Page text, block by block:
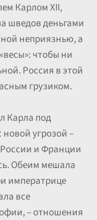
Карлом XII,
шведов деньгами
неприязнью, а
чтобы ни
Россия в этой
грузиком.
Карла под
угрозой –
и Франции
Обеим мешала
императрице
все
– отношения